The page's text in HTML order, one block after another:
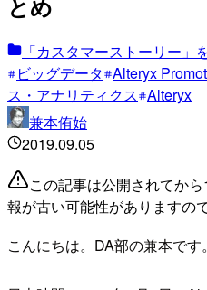
「カスタマーストーリー」
ビッグデータ Alteryx
ス・アナリティクス Alteryx
兼本侑始
2019.09.05
この記事は公開されてか
報が古い可能性がありますの
こんにちは。DA部の兼本です。